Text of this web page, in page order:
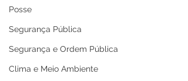
Posse
Segurança Pública
Segurança e Ordem Pública
Clima e Meio Ambiente